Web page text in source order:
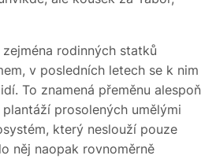
rodinných statků
v posledních letech se k nim
To znamená přeměnu alespoň
prosolených umělými
který neslouží pouze
něj naopak rovnoměrně